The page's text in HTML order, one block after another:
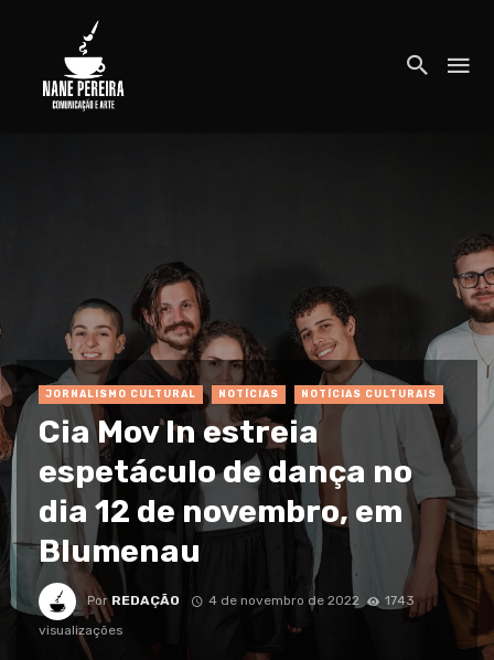
JORNALISMO CULTURAL NOTÍCIAS NOTÍCIAS CULTURAIS
Cia Mov In estreia
espetáculo de dança no
dia 12 de novembro, em
Blumenau
PorREDAÇÃO 4 de novembro de 2022
1743
visualizações